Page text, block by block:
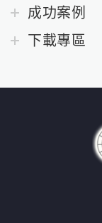
成功案例
下載專區